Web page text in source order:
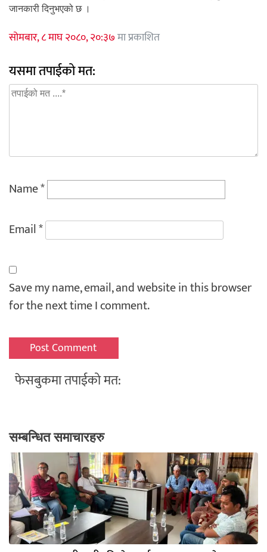
जानकारी दिनुभएको छ ।
सोमबार, ८ माघ २०८०, २०:३७मा प्रकाशित
यसमा तपाईको मत:
Name*
Email*
Save my name, email, and website in this browser
for the next time I comment.
फेसबुकमा तपाईको मत:
सम्बन्धित समाचारहरु